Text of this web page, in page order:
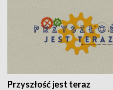
Przyszłość jest teraz